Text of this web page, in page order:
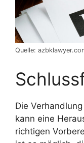
Quelle:
Die
kann eine
richtigen